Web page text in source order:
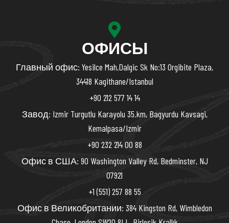
ОФИСЫ
Главный офис: Yesilce Mah,Dalgic Sk No:13 Orgibite Plaza,
34418 Kagithane/Istanbul
+90 212 577 14 14
Завод: Izmir Turgutlu Karayolu 35.km, Bagyurdu Kavsagi,
Kemalpasa/Izmir
+90 232 214 00 88
Офис в США: 90 Washington Valley Rd, Bedminster, NJ
07921
+1 (551) 257 88 55
Офис в Великобритании: 384 Kingston Rd, Wimbledon